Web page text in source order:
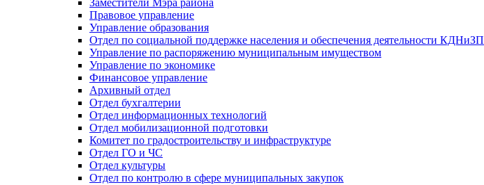
Правовое управление
Управление образования
Отдел по социальной поддержке населения и обеспечения деятельности КДНиЗП
Управление по распоряжению муниципальным имуществом
Управление по экономике
Финансовое управление
Архивный отдел
Отдел бухгалтерии
Отдел информационных технологий
Отдел мобилизационной подготовки
Комитет по градостроительству и инфраструктуре
Отдел ГО и ЧС
Отдел культуры
Отдел по контролю в сфере муниципальных закупок